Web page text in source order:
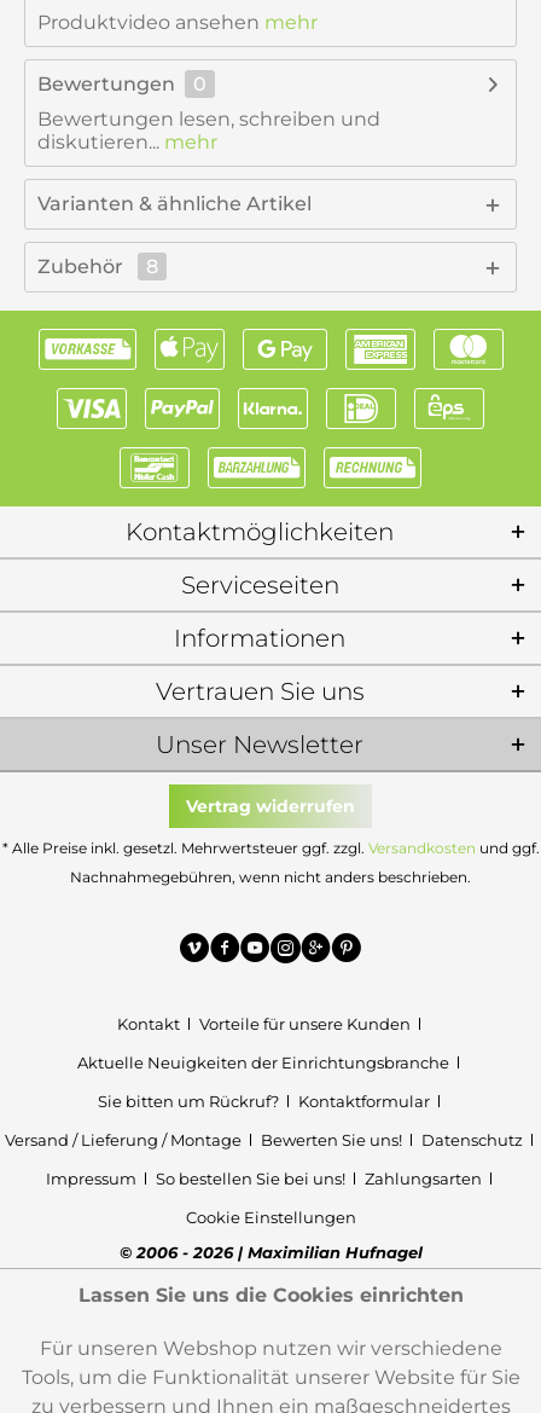
Produktvideo ansehen mehr
Bewertungen
0
Bewertungen lesen, schreiben und
diskutieren... mehr
Varianten & ähnliche Artikel
Zubehör 8
Kontaktmöglichkeiten
Serviceseiten
Informationen
Unser Newsletter
Vertrauen Sie uns
Vertrag widerrufen
* Alle Preise inkl. gesetzl. Mehrwertsteuer ggf. zzgl. Versandkosten und ggf.
Nachnahmegebühren, wenn nicht anders beschrieben.
Kontakt
Vorteile für unsere Kunden
Aktuelle Neuigkeiten der Einrichtungsbranche
Sie bitten um Rückruf?
Kontaktformular
Versand / Lieferung / Montage
Bewerten Sie uns!
Datenschutz
Impressum
So bestellen Sie bei uns!
Zahlungsarten
Cookie Einstellungen
© 2006 - 2026 | Maximilian Hufnagel
Lassen Sie uns die Cookies einrichten
Für unseren Webshop nutzen wir verschiedene
Tools, um die Funktionalität unserer Website für Sie
zu verbessern und Ihnen ein maßgeschneidertes